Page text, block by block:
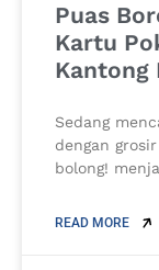
Puas
Kartu
Kantong
Sedang
dengan
bolong!
READ MORE